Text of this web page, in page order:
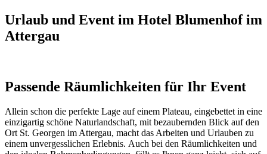
Urlaub und Event im Hotel Blumenhof im
Attergau
Passende Räumlichkeiten für Ihr Event
Allein schon die perfekte Lage auf einem Plateau, eingebettet in eine
einzigartig schöne Naturlandschaft, mit bezaubernden Blick auf den
Ort St. Georgen im Attergau, macht das Arbeiten und Urlauben zu
einem unvergesslichen Erlebnis. Auch bei den Räumlichkeiten und